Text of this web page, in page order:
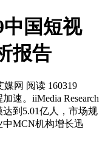
中国短视
报告
媒网 阅读 160319
速。iiMedia Research
到5.01亿人，市场规
MCN机构增长迅